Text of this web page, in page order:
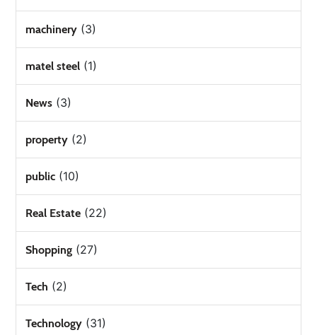
machinery (3)
matel steel (1)
News (3)
property (2)
public (10)
Real Estate (22)
Shopping (27)
Tech (2)
Technology (31)